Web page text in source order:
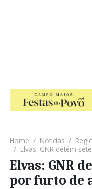
Home Notícias
Elvas: GNR detém
Elvas: GNR
por furto de